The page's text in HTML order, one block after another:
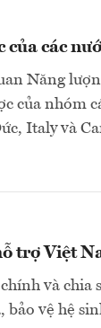
các
Năng
của nhóm
Italy và
trợ Việt
và chia
vệ hệ